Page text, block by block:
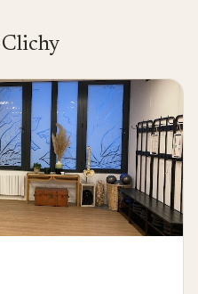
Clichy